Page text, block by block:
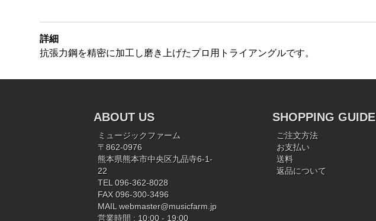
詳細
抗張力鋼を精密に加工し磨き上げたプロ用トライアングルです。
ABOUT US
ミュージックファーム
〒862-0976
熊本県熊本市中央区九品寺6-1-
22
TEL 096-362-8028
FAX 096-300-3496
MAIL webmaster@musicfarm.jp
営業時間 : 10:00 - 19:00
SHOPPING GUIDE
ご注文方法
お支払い
送料
返品について